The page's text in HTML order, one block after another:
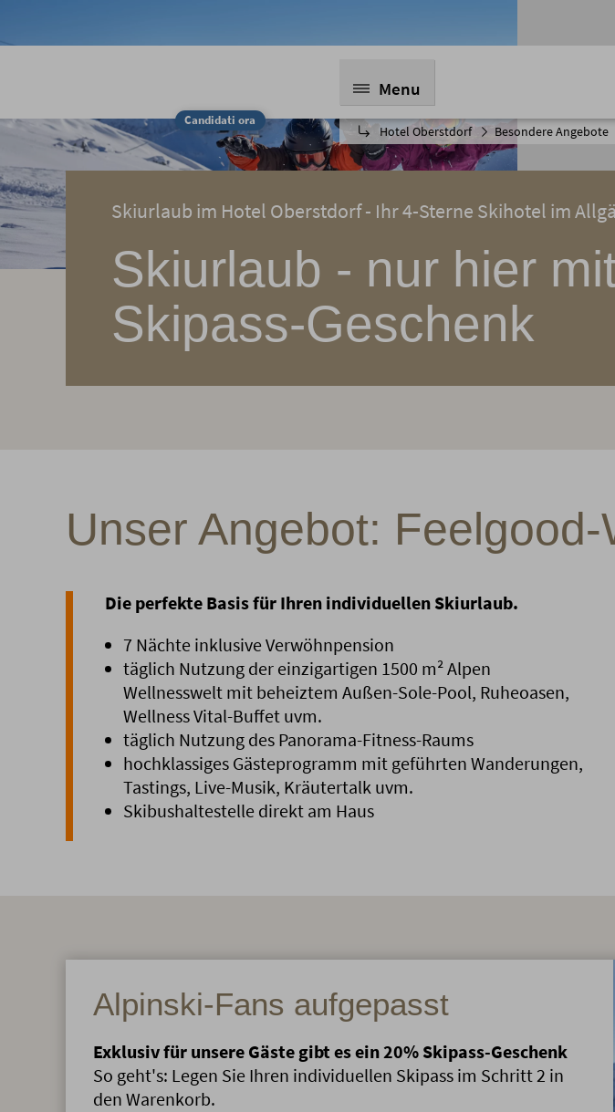
Candidati ora
Menu
Hotel Oberstdorf Besondere Angebote
Skiurlaub im Hotel Oberstdorf - Ihr 4-Sterne Skihotel im
Skiurlaub - nur hier
Skipass-Geschenk
Unser Angebot: Feelgood-
Die perfekte Basis für Ihren individuellen Skiurlaub.
7 Nächte inklusive Verwöhnpension
täglich Nutzung der einzigartigen 1500 m² Alpen
Wellnesswelt mit beheiztem Außen-Sole-Pool, Ruheoasen,
Wellness Vital-Buffet uvm.
täglich Nutzung des Panorama-Fitness-Raums
hochklassiges Gästeprogramm mit geführten Wanderungen,
Tastings, Live-Musik, Kräutertalk uvm.
Skibushaltestelle direkt am Haus
Alpinski-Fans aufgepasst
Exklusiv für unsere Gäste gibt es ein 20% Skipass-Geschenk
So geht's: Legen Sie Ihren individuellen Skipass im Schritt 2 in
den Warenkorb.